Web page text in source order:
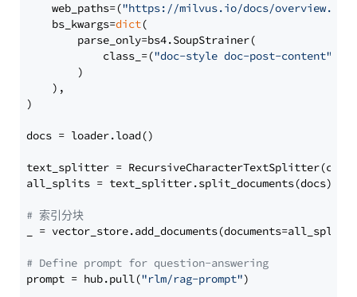
    web_paths=(
"https://milvus.io/docs/overview.md"
    bs_kwargs=
dict(
        parse_only=bs4.SoupStrainer(
            class_=(
"doc-style doc-post-content"
        )
    ),
)
docs = loader.load()
text_splitter =
all_splits = text_splitter.split_documents(docs)
# 索引分块
_ = vector_store.add_documents(documents=all_splits)
# Define prompt for question-answering
prompt = hub.pull("rlm/rag-prompt")